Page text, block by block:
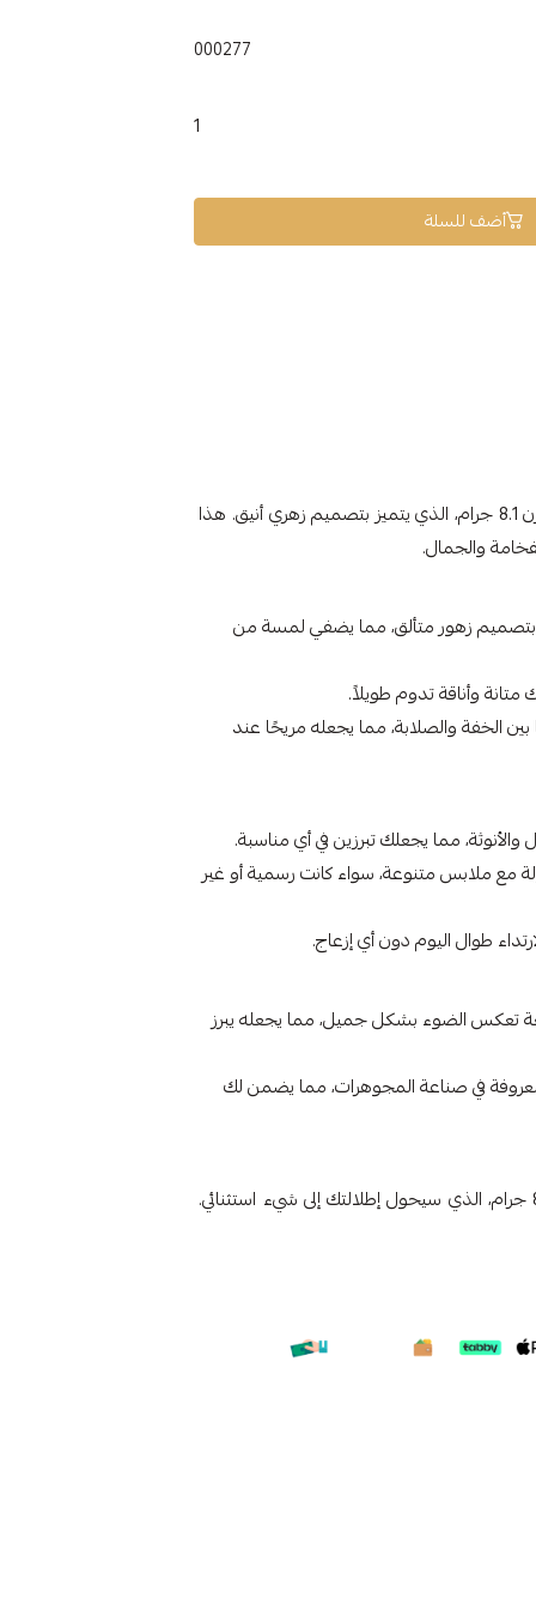
000277
1
أضف للسلة
الوزن 8.1 جرام، الذي يتميز بتصميم زهري أنيق. هذا
والجمال.
بتصميم زهور متألق، مما يضفي لمسة من
بين الخفة والصلابة، مما يجعله مريحًا عند
مما يجعلك تبرزين في أي مناسبة.
مع ملابس متنوعة، سواء كانت رسمية أو غير
طوال اليوم دون أي إزعاج.
تعكس الضوء بشكل جميل، مما يجعله يبرز
في صناعة المجوهرات، مما يضمن لك
الوزن 8.1 جرام، الذي سيحول إطلالتك إلى شيء استثنائي.